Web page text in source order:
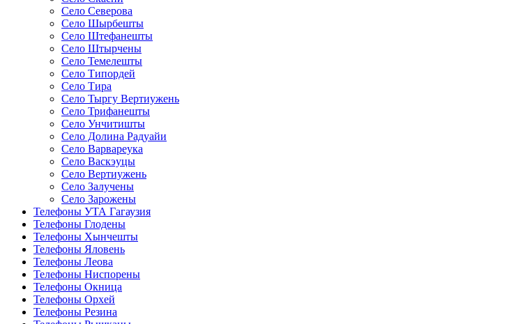
Село Северова
Село Шырбешты
Село Штефанешты
Село Штырчены
Село Темелешты
Село Типордей
Село Тира
Село Тыргу Вертиужень
Село Трифанешты
Село Унчитишты
Село Долина Радуайи
Село Варвареука
Село Васкэуцы
Село Вертиужень
Село Залучены
Село Зарожены
Телефоны УТА Гагаузия
Телефоны Глодены
Телефоны Хынчешты
Телефоны Яловень
Телефоны Леова
Телефоны Ниспорены
Телефоны Окница
Телефоны Орхей
Телефоны Резина